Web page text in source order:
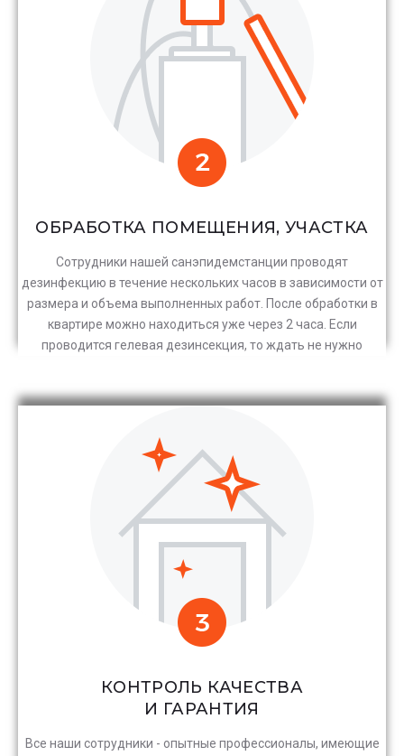
ОБРАБОТКА ПОМЕЩЕНИЯ, УЧАСТКА
Сотрудники нашей санэпидемстанции проводят
дезинфекцию в течение нескольких часов в зависимости от
размера и объема выполненных работ. После обработки в
квартире можно находиться уже через 2 часа. Если
проводится гелевая дезинсекция, то ждать не нужно
КОНТРОЛЬ КАЧЕСТВА
И ГАРАНТИЯ
Все наши сотрудники - опытные профессионалы, имеющие